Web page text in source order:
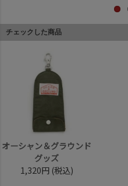
チェックした商品
オーシャン＆グラウンド
グッズ
1,320円 (税込)